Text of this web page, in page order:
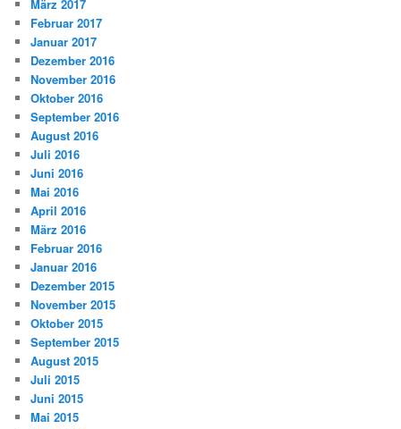
März 2017
Februar 2017
Januar 2017
Dezember 2016
November 2016
Oktober 2016
September 2016
August 2016
Juli 2016
Juni 2016
Mai 2016
April 2016
März 2016
Februar 2016
Januar 2016
Dezember 2015
November 2015
Oktober 2015
September 2015
August 2015
Juli 2015
Juni 2015
Mai 2015